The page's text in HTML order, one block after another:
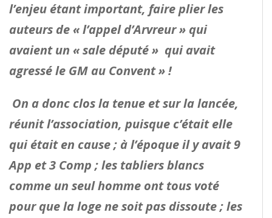
l’enjeu étant important, faire plier les
auteurs de « l’appel d’Arvreur » qui
avaient un « sale député » qui avait
agressé le GM au Convent » !
On a donc clos la tenue et sur la lancée,
réunit l’association, puisque c’était elle
qui était en cause ; à l’époque il y avait 9
App et 3 Comp ; les tabliers blancs
comme un seul homme ont tous voté
pour que la loge ne soit pas dissoute ; les